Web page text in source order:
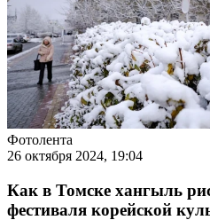
Фотолента
26 октября 2024, 19:04
Как в Томске хангыль
фестиваля корейской